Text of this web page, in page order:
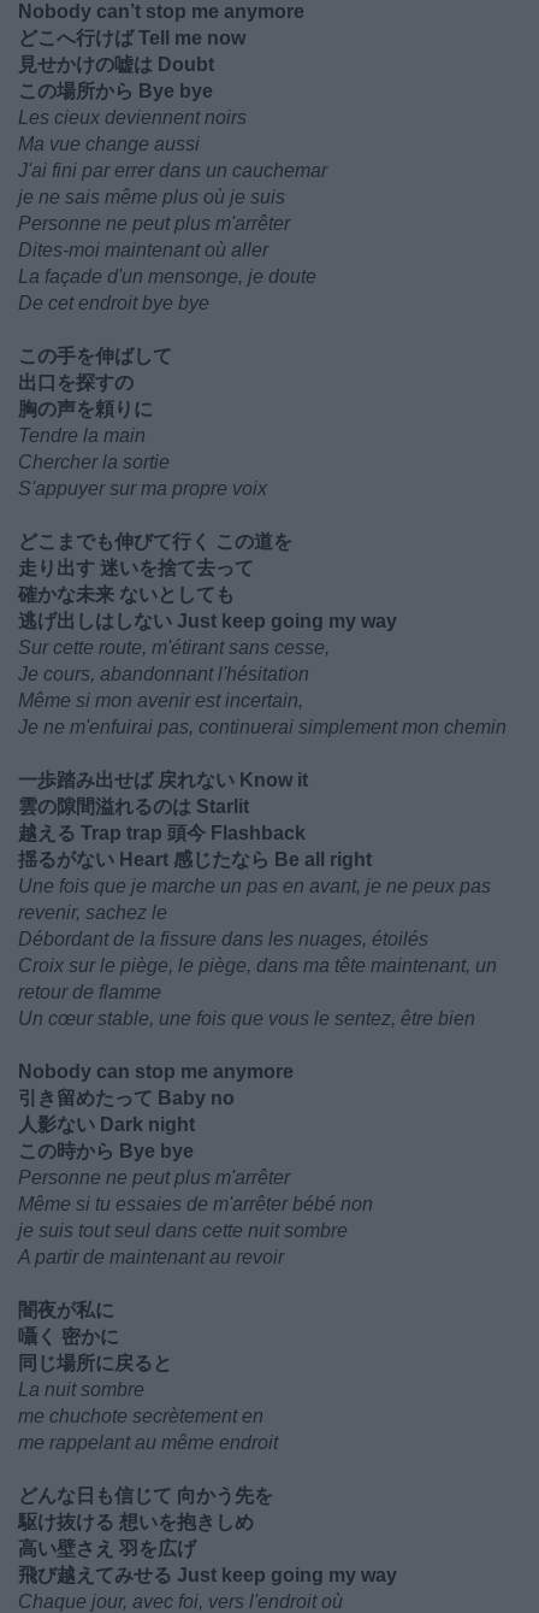
Nobody can’t stop me anymore
どこへ行けば Tell me now
見せかけの嘘は Doubt
この場所から Bye bye
Les cieux deviennent noirs
Ma vue change aussi
J'ai fini par errer dans un cauchemar
je ne sais même plus où je suis
Personne ne peut plus m'arrêter
Dites-moi maintenant où aller
La façade d'un mensonge, je doute
De cet endroit bye bye
この手を伸ばして
出口を探すの
胸の声を頼りに
Tendre la main
Chercher la sortie
S'appuyer sur ma propre voix
どこまでも伸びて行く この道を
走り出す 迷いを捨て去って
確かな未来 ないとしても
逃げ出しはしない Just keep going my way
Sur cette route, m'étirant sans cesse,
Je cours, abandonnant l'hésitation
Même si mon avenir est incertain,
Je ne m'enfuirai pas, continuerai simplement mon chemin
一歩踏み出せば 戻れない Know it
雲の隙間溢れるのは Starlit
越える Trap trap 頭今 Flashback
揺るがない Heart 感じたなら Be all right
Une fois que je marche un pas en avant, je ne peux pas
revenir, sachez le
Débordant de la fissure dans les nuages, étoilés
Croix sur le piège, le piège, dans ma tête maintenant, un
retour de flamme
Un cœur stable, une fois que vous le sentez, être bien
Nobody can stop me anymore
引き留めたって Baby no
人影ない Dark night
この時から Bye bye
Personne ne peut plus m'arrêter
Même si tu essaies de m'arrêter bébé non
je suis tout seul dans cette nuit sombre
A partir de maintenant au revoir
闇夜が私に
囁く 密かに
同じ場所に戻ると
La nuit sombre
me chuchote secrètement en
me rappelant au même endroit
どんな日も信じて 向かう先を
駆け抜ける 想いを抱きしめ
高い壁さえ 羽を広げ
飛び越えてみせる Just keep going my way
Chaque jour, avec foi, vers l'endroit où